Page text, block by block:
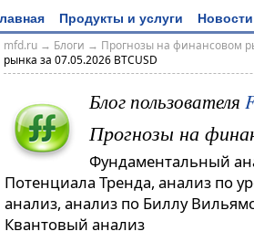
Продукты и услуги Новости
mfd.ru→ Блоги → Прогнозы на финансовом
рынка за 07.05.2026 BTCUSD
Блог пользователя
Прогнозы на
Фундаментальный
Потенциала Тренда, анализ по
анализ, анализ по Биллу
Квантовый анализ